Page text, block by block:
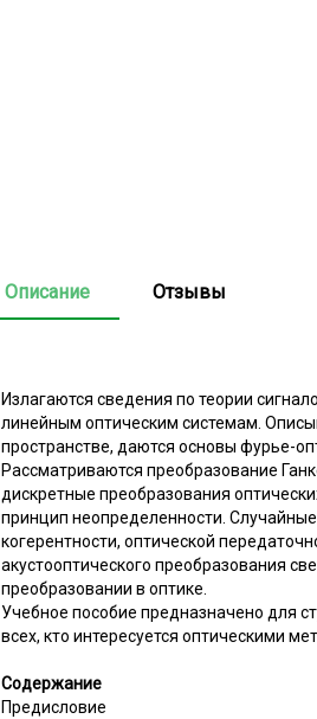
Описание Отзывы
Излагаются сведения по теории
линейным оптическим системам.
пространстве, даются основы фурье-
Рассматриваются преобразование
дискретные преобразования
принцип неопределенности.
когерентности, оптической
акустооптического преобразования
преобразовании в оптике.
Учебное пособие предназначено для
всех, кто интересуется оптическими
Содержание
Предисловие